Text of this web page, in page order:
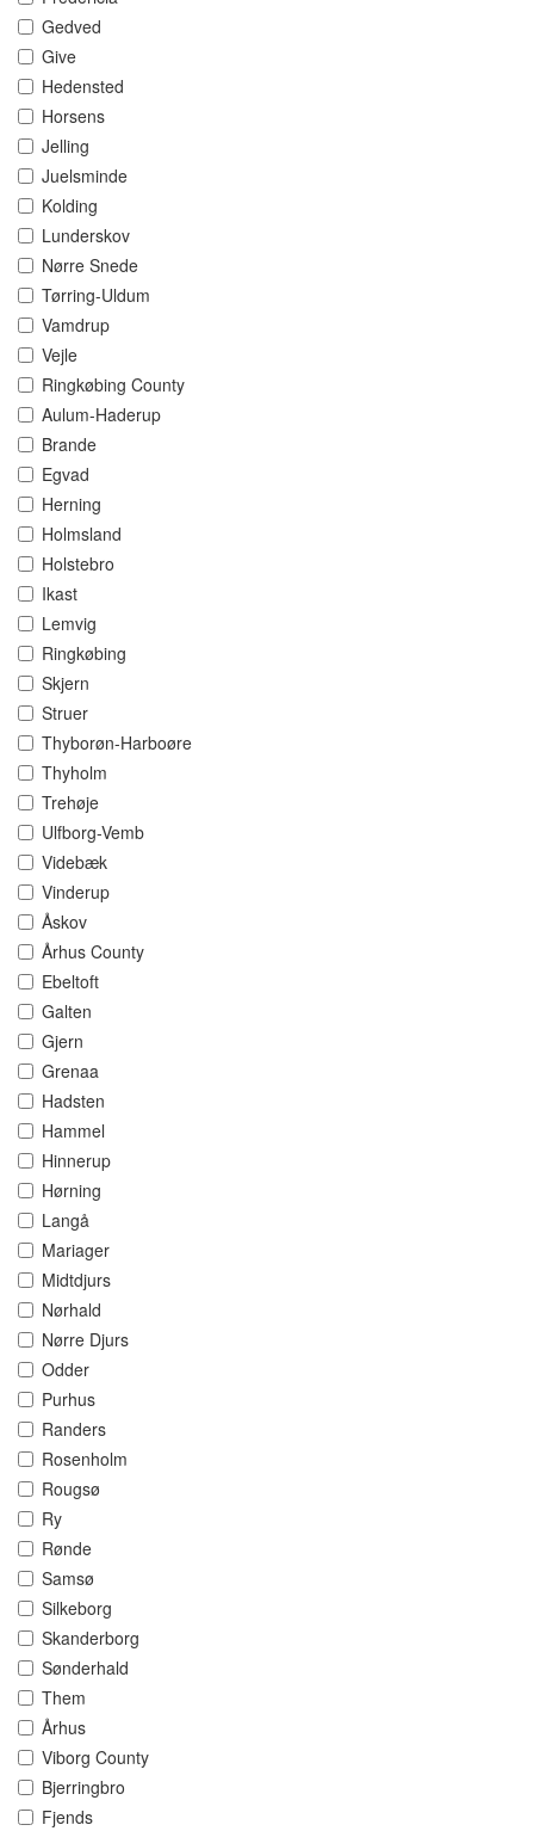
Gedved
Give
Hedensted
Horsens
Jelling
Juelsminde
Kolding
Lunderskov
Nørre Snede
Tørring-Uldum
Vamdrup
Vejle
Ringkøbing County
Aulum-Haderup
Brande
Egvad
Herning
Holmsland
Holstebro
Ikast
Lemvig
Ringkøbing
Skjern
Struer
Thyborøn-Harboøre
Thyholm
Trehøje
Ulfborg-Vemb
Videbæk
Vinderup
Åskov
Århus County
Ebeltoft
Galten
Gjern
Grenaa
Hadsten
Hammel
Hinnerup
Hørning
Langå
Mariager
Midtdjurs
Nørhald
Nørre Djurs
Odder
Purhus
Randers
Rosenholm
Rougsø
Ry
Rønde
Samsø
Silkeborg
Skanderborg
Sønderhald
Them
Århus
Viborg County
Bjerringbro
Fjends